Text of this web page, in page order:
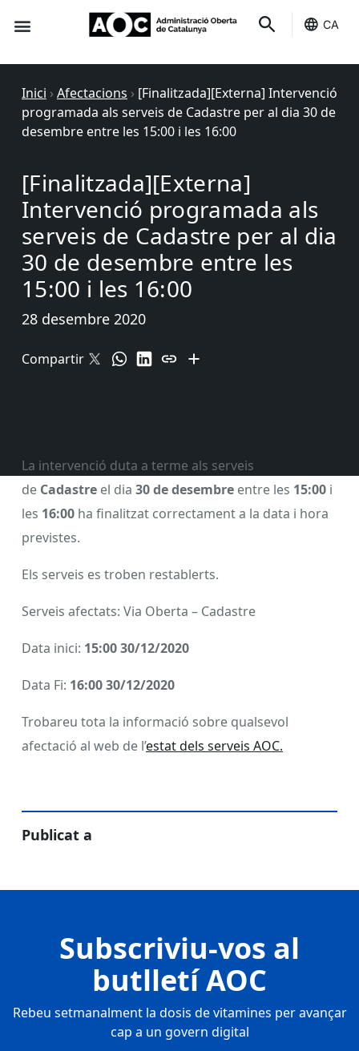
CA
Inici › Afectacions › [Finalitzada][Externa] Intervenció
programada als serveis de Cadastre per al dia 30 de
desembre entre les 15:00 i les 16:00
[Finalitzada][Externa]
Intervenció programada als
serveis de Cadastre per al dia
30 de desembre entre les
15:00 i les 16:00
28 desembre 2020
Compartir
La intervenció duta a terme als serveis
de Cadastre el dia 30 de desembre entre les 15:00 i
les 16:00 ha finalitzat correctament a la data i hora
previstes.
Els serveis es troben restablerts.
Serveis afectats: Via Oberta – Cadastre
Data inici: 15:00 30/12/2020
Data Fi: 16:00 30/12/2020
Trobareu tota la informació sobre qualsevol
afectació al web de l’estat dels serveis AOC.
Publicat a
Subscriviu-vos al
butlletí AOC
Rebeu setmanalment la dosis de vitamines per avançar
cap a un govern digital